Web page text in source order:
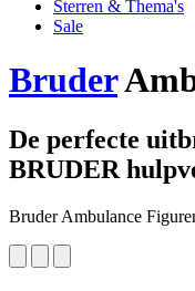
Sterren & Thema's
Sale
Bruder
De perfecte
BRUDER
Bruder Ambulance